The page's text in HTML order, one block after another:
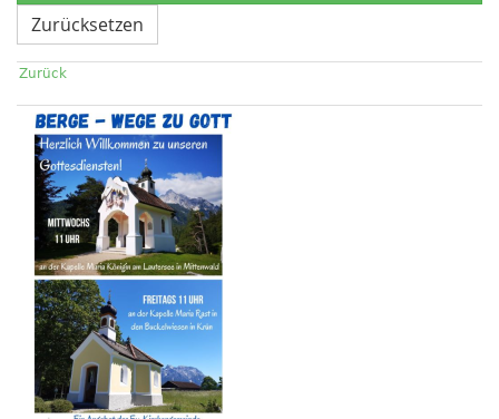
Zurücksetzen
Zurück